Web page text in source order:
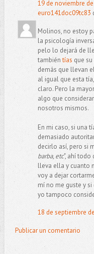
19 de noviembre
euro141doc09tc83
Molinos, no estoy
la psicología
pelo lo dejará de
tambiéntías que
demás que llevan
al igual que esta
claro. Pero la
algo que
nosotros mismos.
En mi caso, si una
demasiado
decirlo así, pero si
barba, etc", ahí todo
lleva ella y cuanto
voy a dejar
mí no me guste y
yo tampoco
18 de septiembre
Publicar un comentario